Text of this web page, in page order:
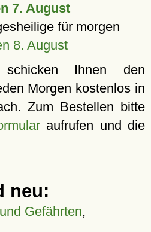
7. August
für morgen
8. August
Ihnen den
Morgen kostenlos in
Zum Bestellen bitte
aufrufen und die
neu:
Gefährten,